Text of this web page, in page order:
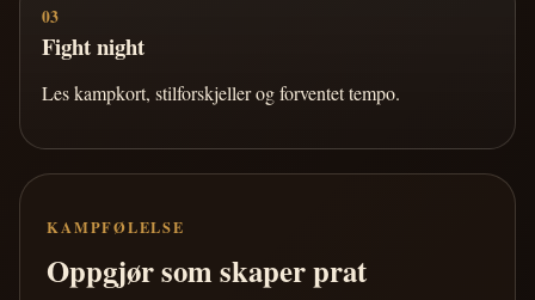
03
Fight night
Les kampkort, stilforskjeller og forventet tempo.
KAMPFØLELSE
Oppgjør som skaper prat